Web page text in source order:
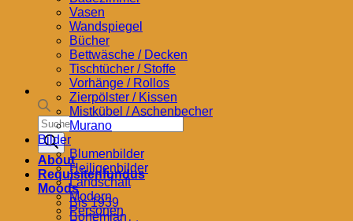
Products
search
About
Requisitenfundus
Moods
Bis 1939
Bohemian
Vasen
Wandspiegel
Bücher
Bettwäsche / Decken
Tischtücher / Stoffe
Vorhänge / Rollos
Zierpölster / Kissen
Mistkübel / Aschenbecher
Murano
Bilder
Blumenbilder
Heiligenbilder
Landschaft
Modern
Personen